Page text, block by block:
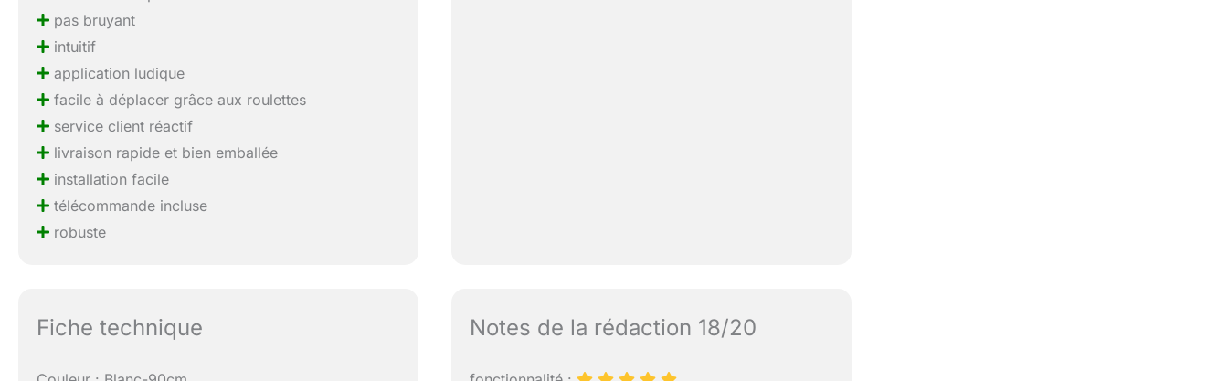
pas bruyant
intuitif
application ludique
facile à déplacer grâce aux roulettes
service client réactif
livraison rapide et bien emballée
installation facile
télécommande incluse
robuste
Fiche technique Notes de la rédaction 18/20